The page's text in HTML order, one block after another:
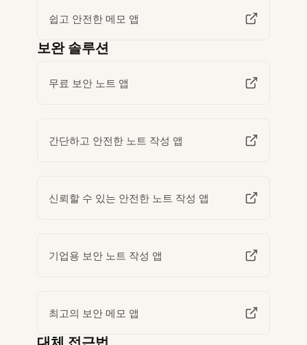
쉽고 안전한 메모 앱
보완 솔루션
무료 보안 노트 앱
간단하고 안전한 노트 작성 앱
신뢰할 수 있는 안전한 노트 작성 앱
기업용 보안 노트 작성 앱
최고의 보안 메모 앱